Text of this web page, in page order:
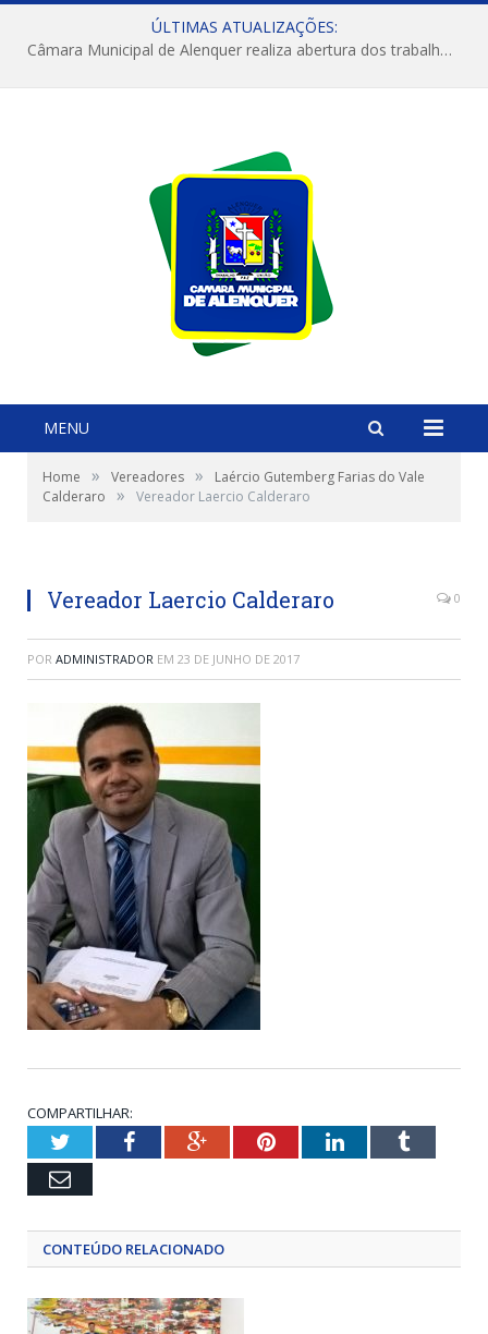
ÚLTIMAS ATUALIZAÇÕES:
Câmara Municipal de Alenquer realiza abertura dos trabalhos do 4º Período Legislativo
MENU
Home » Vereadores »
Laércio Gutemberg Farias do Vale
Calderaro
» Vereador Laercio Calderaro
Vereador Laercio Calderaro 0
POR ADMINISTRADOR EM 23 DE JUNHO DE 2017
COMPARTILHAR:
TwitterFacebookGoogle+PinterestLinkedInTumblr
Email
CONTEÚDO RELACIONADO